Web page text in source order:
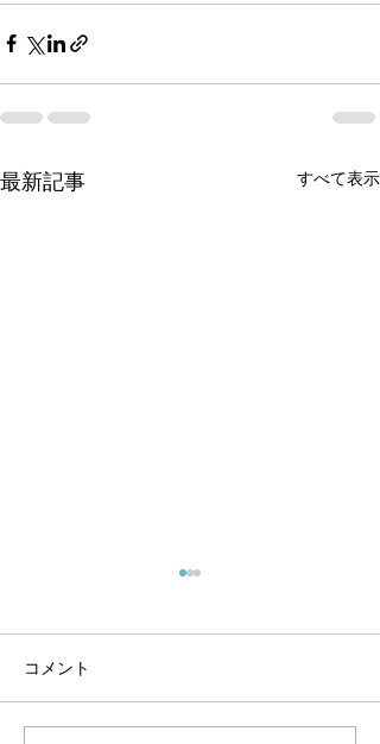
最新記事 すべて表示
コメント